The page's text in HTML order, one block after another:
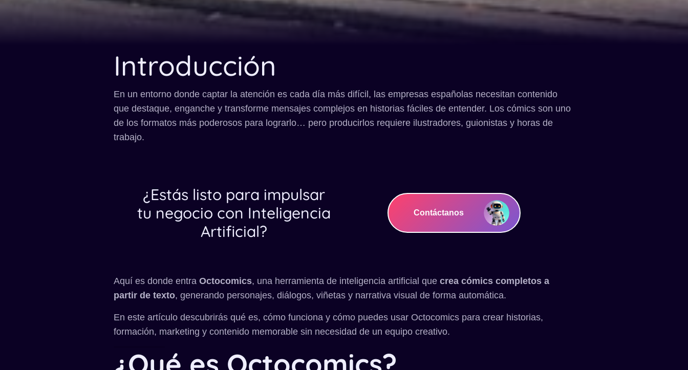
Introducción
En un entorno donde captar la atención es cada día más difícil, las empresas españolas necesitan contenido
que destaque, enganche y transforme mensajes complejos en historias fáciles de entender. Los cómics son uno
de los formatos más poderosos para lograrlo… pero producirlos requiere ilustradores, guionistas y horas de
trabajo.
¿Estás listo para impulsar
tu negocio con Inteligencia
Artificial?
Contáctanos
Aquí es donde entra Octocomics, una herramienta de inteligencia artificial que crea cómics completos a
partir de texto, generando personajes, diálogos, viñetas y narrativa visual de forma automática.
En este artículo descubrirás qué es, cómo funciona y cómo puedes usar Octocomics para crear historias,
formación, marketing y contenido memorable sin necesidad de un equipo creativo.